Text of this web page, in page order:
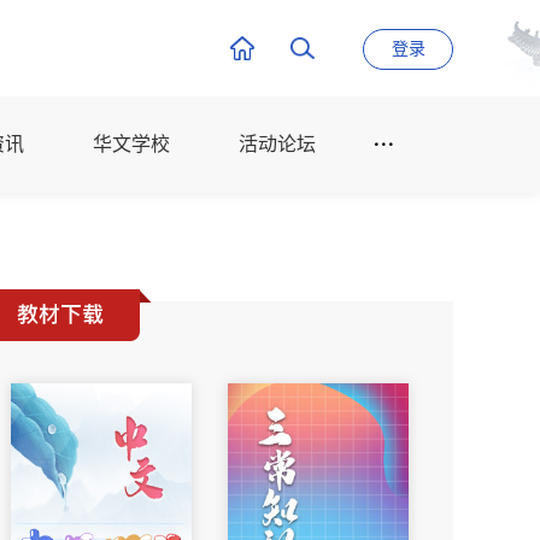
登录
讯 华文学校 活动论坛